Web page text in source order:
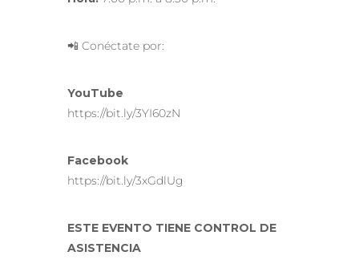
📲 Conéctate por:
YouTube
https://bit.ly/3YI60zN
Facebook
https://bit.ly/3xGdlUg
ESTE EVENTO TIENE CONTROL DE
ASISTENCIA